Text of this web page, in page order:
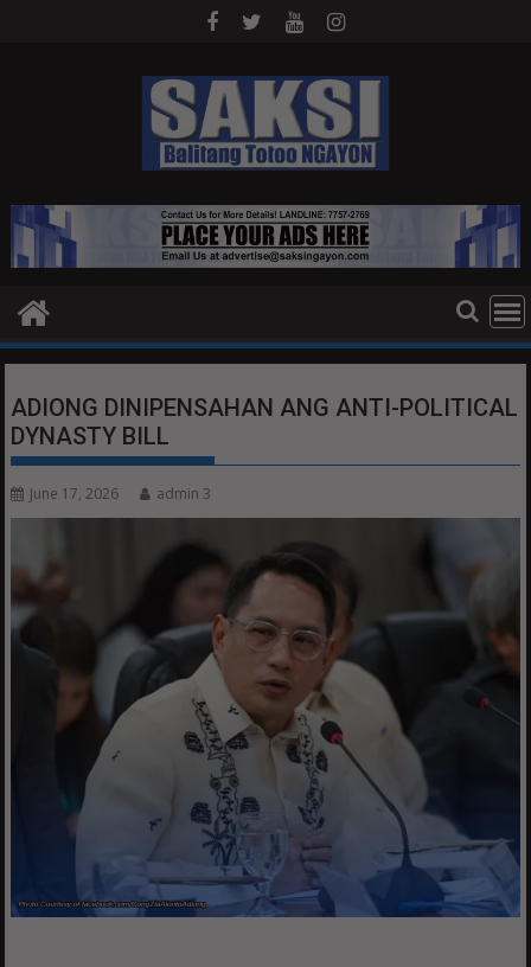
ADIONG DINIPENSAHAN ANG ANTI-POLITICAL
DYNASTY BILL
June 17, 2026 admin 3